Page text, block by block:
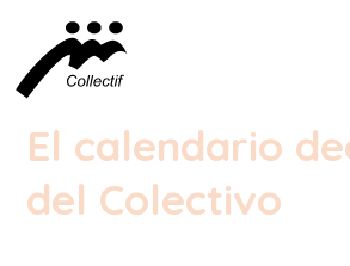
El calendario de
del Colectivo